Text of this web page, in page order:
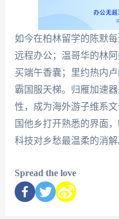
如今在柏林留学的陈默
远程办公；温哥华的林
买端午香囊；里约热内
霸国服天梯。归雁加速
性，成为海外游子维系
国他乡打开熟悉的界面
科技对乡愁最温柔的消解
Spread the love